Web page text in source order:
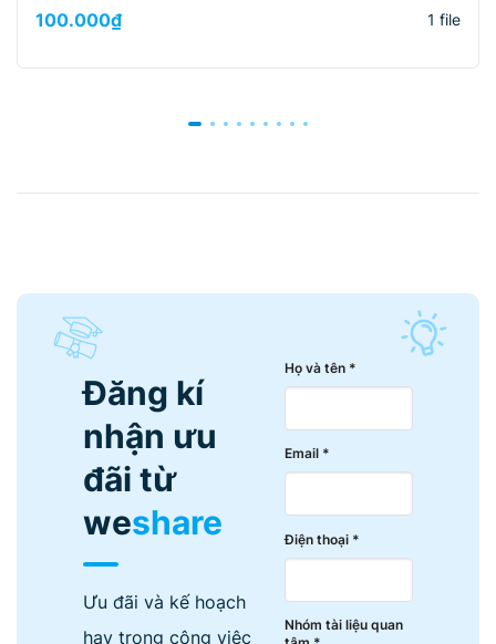
100.000₫ 1 file
Đăng kí
nhận ưu
đãi từ
weshare
Ưu đãi và kế hoạch
hay trong công việc
Họ và tên *
Email *
Điện thoại *
Nhóm tài liệu quan